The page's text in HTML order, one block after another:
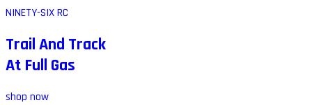
NINETY-SIX RC
Trail And Track
At Full Gas
shop now